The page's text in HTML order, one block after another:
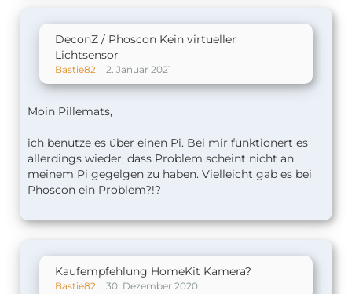
DeconZ / Phoscon Kein virtueller
Lichtsensor
Bastie82 2. Januar 2021
Moin Pillemats,
ich benutze es über einen Pi. Bei mir funktionert es
allerdings wieder, dass Problem scheint nicht an
meinem Pi gegelgen zu haben. Vielleicht gab es bei
Phoscon ein Problem?!?
Kaufempfehlung HomeKit Kamera?
Bastie82 30. Dezember 2020